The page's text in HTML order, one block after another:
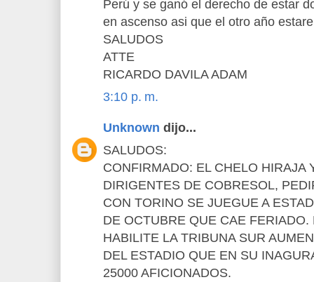
Perú y se ganó el derecho de estar
en ascenso asi que el otro año
SALUDOS
ATTE
RICARDO DAVILA ADAM
3:10 p. m.
Unknown dijo...
SALUDOS:
CONFIRMADO: EL CHELO HIRAJA
DIRIGENTES DE COBRESOL,
CON TORINO SE JUEGUE A
DE OCTUBRE QUE CAE
HABILITE LA TRIBUNA SUR
DEL ESTADIO QUE EN SU
25000 AFICIONADOS.